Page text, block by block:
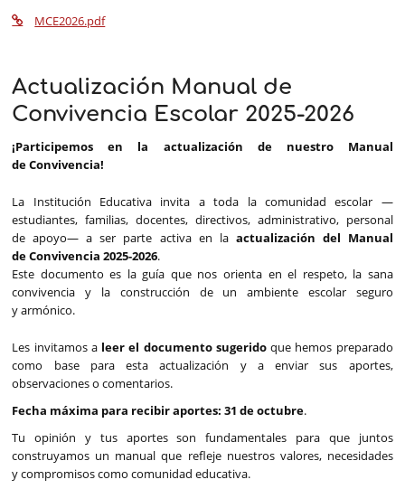
MCE2026.pdf
Actualización Manual de
Convivencia Escolar 2025-2026
¡Participemos en la actualización de nuestro Manual
de Convivencia!
La Institución Educativa invita a toda la comunidad escolar —
estudiantes, familias, docentes, directivos, administrativo, personal
de apoyo— a ser parte activa en la actualización del Manual
de Convivencia 2025-2026.
Este documento es la guía que nos orienta en el respeto, la sana
convivencia y la construcción de un ambiente escolar seguro
y armónico.
Les invitamos a leer el documento sugeridoque hemos preparado
como base para esta actualización y a enviar sus aportes,
observaciones o comentarios.
Fecha máxima para recibir aportes: 31 de octubre.
Tu opinión y tus aportes son fundamentales para que juntos
construyamos un manual que refleje nuestros valores, necesidades
y compromisos como comunidad educativa.